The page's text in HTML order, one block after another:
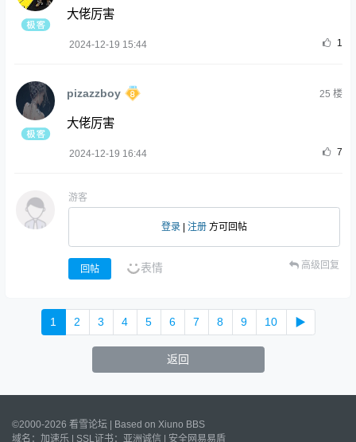
大佬厉害
2024-12-19 15:44 1
pizazzboy 25 楼
大佬厉害
2024-12-19 16:44 7
游客
登录 注册 方可回帖
回帖 表情 高级回复
1 2 3 4 5 6 7 8 9 10 ▶
返回
©2000-2026 看雪论坛 | Based on Xiuno BBS
域名： 加速乐 | SSL证书： 亚洲诚信 安全网易易盾